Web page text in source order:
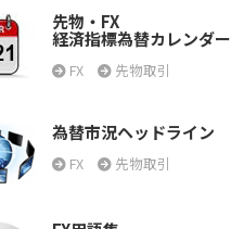
先物・FX
経済指標為替カレンダー
FX 先物取引
為替市況ヘッドライン
FX 先物取引